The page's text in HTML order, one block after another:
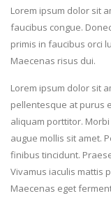
Lorem ipsum dolor sit
faucibus congue.
primis in faucibus orci
Maecenas risus dui.
Lorem ipsum dolor sit
pellentesque at purus
aliquam porttitor.
augue mollis sit amet.
finibus tincidunt.
Vivamus iaculis mattis
Maecenas eget